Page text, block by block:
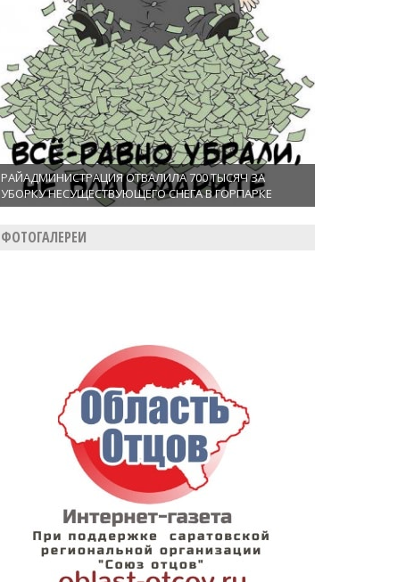
РАЙАДМИНИСТРАЦИЯ ОТВАЛИЛА 700 ТЫСЯЧ ЗА
УБОРКУ НЕСУЩЕСТВУЮЩЕГО СНЕГА В ГОРПАРКЕ
ФОТОГАЛЕРЕИ